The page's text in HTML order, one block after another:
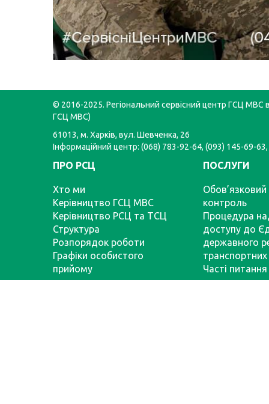
© 2016-2025. Регіональний сервісний центр ГСЦ МВС в
ГСЦ МВС)
61013, м. Харків, вул. Шевченка, 26
Інформаційний центр: (068) 783-92-64, (093) 145-69-
ПРО РСЦ
Хто ми
Керівництво ГСЦ МВС
Керівництво РСЦ та ТСЦ
Структура
Розпорядок роботи
Графіки особистого
прийому
ПОСЛУГИ
Обов’язковий
контроль
Процедура
доступу до
державного
транспортних
Часті питання